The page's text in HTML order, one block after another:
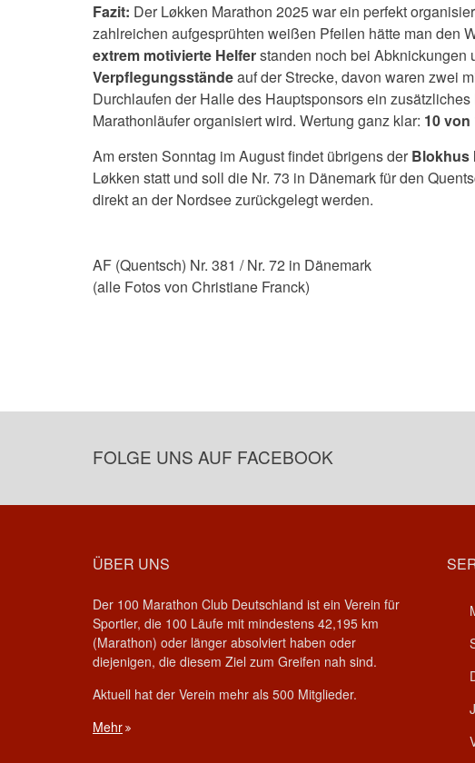
Fazit: Der Løkken Marathon 2025 war ein perfekt
zahlreichen aufgesprühten weißen Pfeilen hätte man den
extrem motivierte Helferstanden noch bei Abknickungen
Verpflegungsständeauf der Strecke, davon waren zwei
Durchlaufen der Halle des Hauptsponsors ein
Marathonläufer organisiert wird. Wertung ganz klar: 10
Am ersten Sonntag im August findet übrigens derBlokhus
Løkken statt und soll die Nr. 73 in Dänemark für den
direkt an der Nordsee zurückgelegt werden.
AF (Quentsch) Nr. 381 / Nr. 72 in Dänemark
(alle Fotos von Christiane Franck)
FOLGE UNS AUF FACEBOOK
ÜBER UNS
Der 100 Marathon Club Deutschland ist ein Verein für
Sportler, die 100 Läufe mit mindestens 42,195 km
(Marathon) oder länger absolviert haben oder
diejenigen, die diesem Ziel zum Greifen nah sind.
Aktuell hat der Verein mehr als 500 Mitglieder.
Mehr